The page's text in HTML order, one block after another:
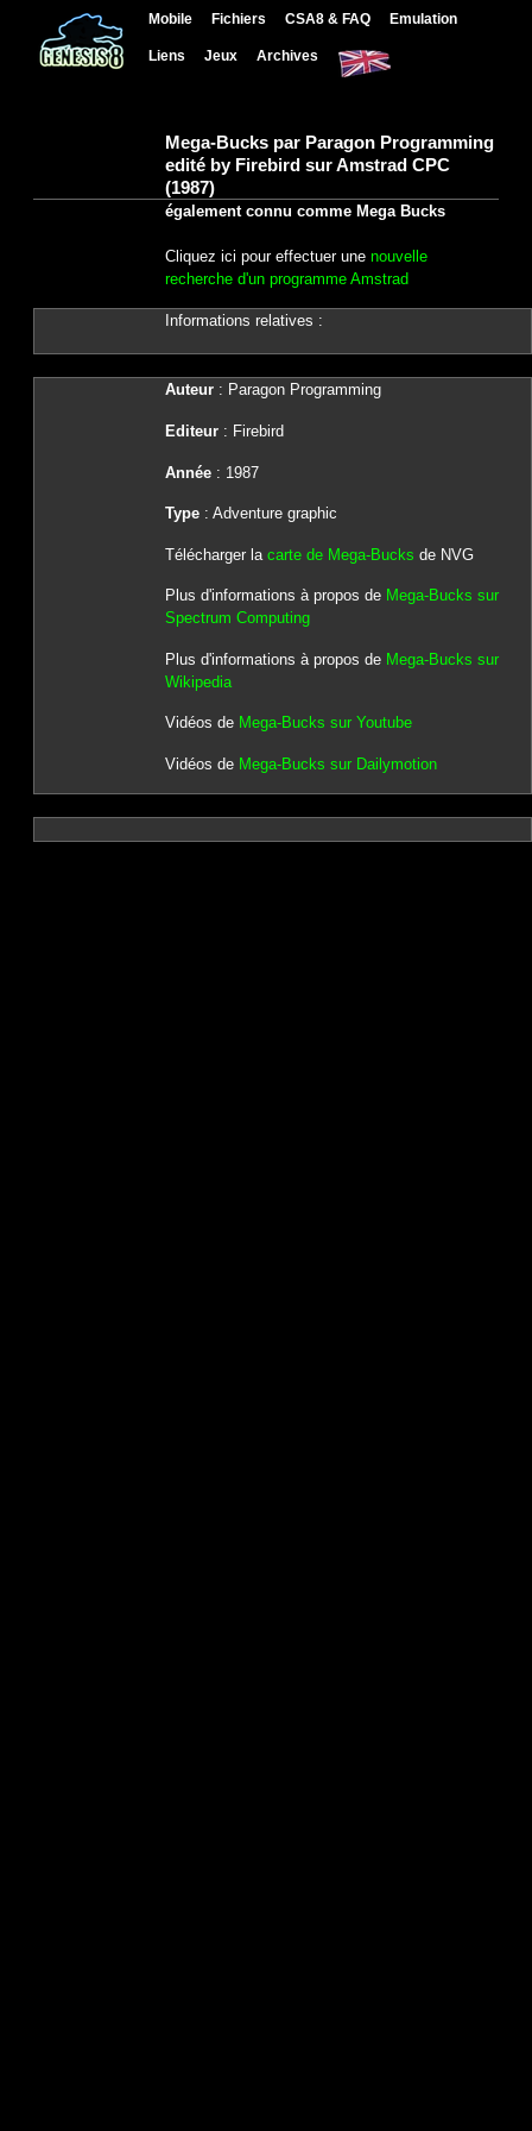
Mobile Fichiers CSA8 & FAQ Emulation
Liens Jeux Archives
Mega-Bucks par Paragon Programming
edité by Firebird sur Amstrad CPC
(1987)
également connu comme Mega Bucks
Cliquez ici pour effectuer une nouvelle
recherche d'un programme Amstrad
Informations relatives :
Auteur: Paragon Programming
Editeur: Firebird
Année: 1987
Type: Adventure graphic
Télécharger la carte de Mega-Bucks de NVG
Plus d'informations à propos de Mega-Bucks sur
Spectrum Computing
Plus d'informations à propos de Mega-Bucks sur
Wikipedia
Vidéos de Mega-Bucks sur Youtube
Vidéos de Mega-Bucks sur Dailymotion